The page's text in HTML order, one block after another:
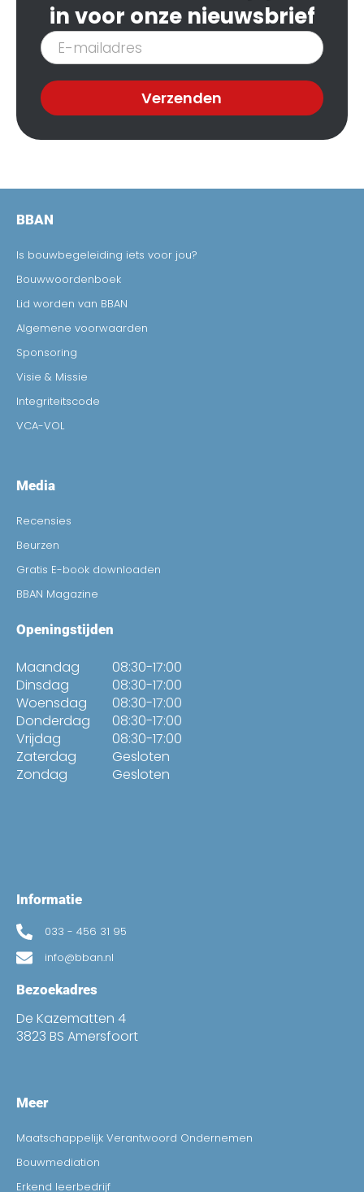
in voor onze nieuwsbrief
Inschrijven
nieuwsbrief
Verzenden
BBAN
Is bouwbegeleiding iets voor jou?
Bouwwoordenboek
Lid worden van BBAN
Algemene voorwaarden
Sponsoring
Visie & Missie
Integriteitscode
VCA-VOL
Media
Recensies
Beurzen
Gratis E-book downloaden
BBAN Magazine
Openingstijden
Maandag
Dinsdag
Woensdag
Donderdag
Vrijdag
Zaterdag
Zondag
08:30-17:00
08:30-17:00
08:30-17:00
08:30-17:00
08:30-17:00
Gesloten
Gesloten
Informatie
033 - 456 31 95
info@bban.nl
Bezoekadres
De Kazematten 4
3823 BS Amersfoort
Meer
Maatschappelijk Verantwoord Ondernemen
Bouwmediation
Erkend leerbedrijf